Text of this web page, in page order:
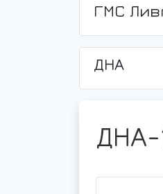
ГМС
ДНА
ДНА-